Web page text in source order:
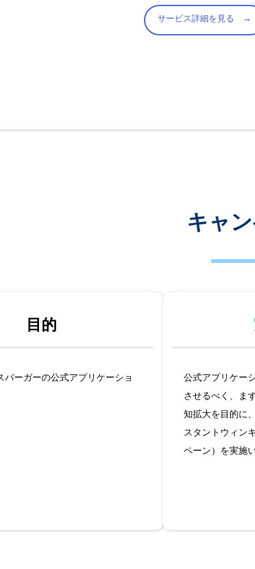
サービス詳細を見る →
キャ
目的
バーガーの公式アプリケーショ
公式アプリケー
させるべく、ま
知拡大を目的に
スタントウィン
ペーン）を実施